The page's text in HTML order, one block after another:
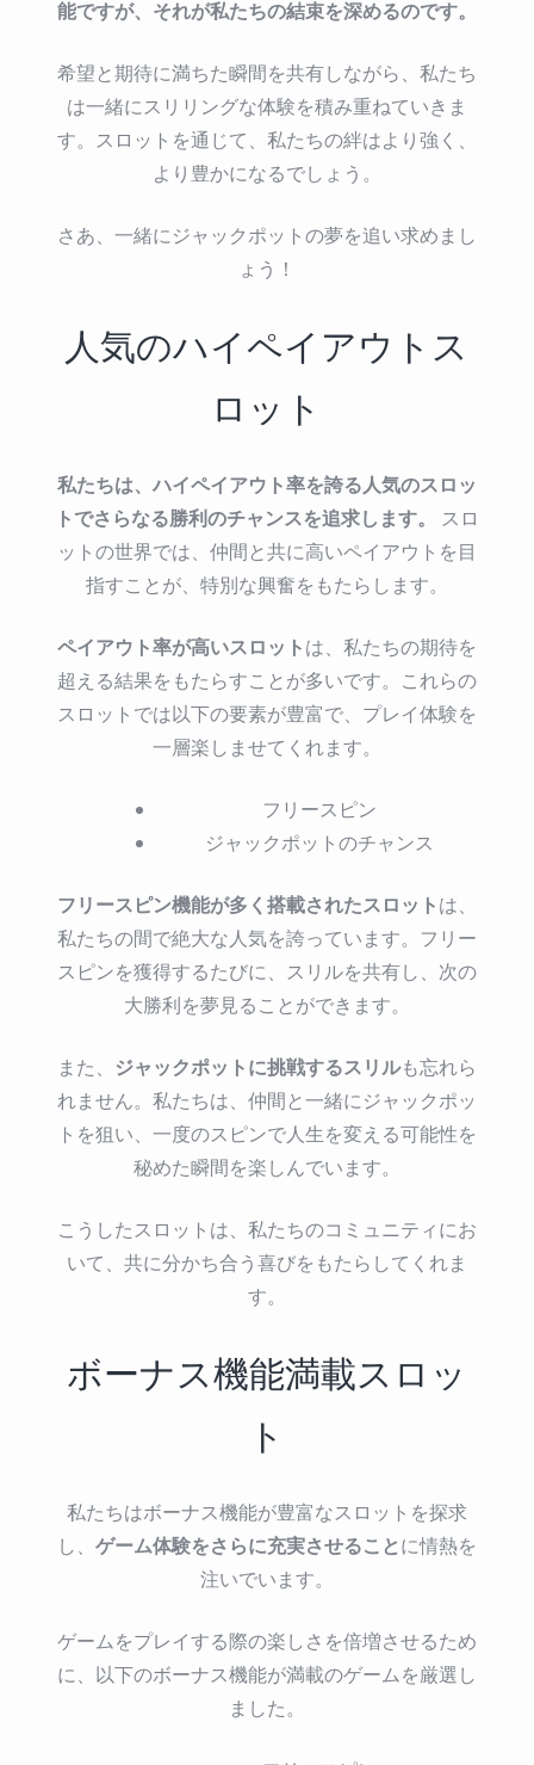
能ですが、それが私たちの結束を深めるのです。
希望と期待に満ちた瞬間を共有しながら、私たち
は一緒にスリリングな体験を積み重ねていきま
す。スロットを通じて、私たちの絆はより強く、
より豊かになるでしょう。
さあ、一緒にジャックポットの夢を追い求めまし
ょう！
人気のハイペイアウトス
ロット
私たちは、ハイペイアウト率を誇る人気のスロッ
トでさらなる勝利のチャンスを追求します。
スロ
ットの世界では、仲間と共に高いペイアウトを目
指すことが、特別な興奮をもたらします。
ペイアウト率が高いスロットは、私たちの期待を
超える結果をもたらすことが多いです。これらの
スロットでは以下の要素が豊富で、プレイ体験を
一層楽しませてくれます。
フリースピン
ジャックポットのチャンス
フリースピン機能が多く搭載されたスロットは、
私たちの間で絶大な人気を誇っています。フリー
スピンを獲得するたびに、スリルを共有し、次の
大勝利を夢見ることができます。
また、 ジャックポットに挑戦するスリルも忘れら
れません。私たちは、仲間と一緒にジャックポッ
トを狙い、一度のスピンで人生を変える可能性を
秘めた瞬間を楽しんでいます。
こうしたスロットは、私たちのコミュニティにお
いて、共に分かち合う喜びをもたらしてくれま
す。
ボーナス機能満載スロッ
ト
私たちはボーナス機能が豊富なスロットを探求
し、 ゲーム体験をさらに充実させることに情熱を
注いでいます。
ゲームをプレイする際の楽しさを倍増させるため
に、以下のボーナス機能が満載のゲームを厳選し
ました。